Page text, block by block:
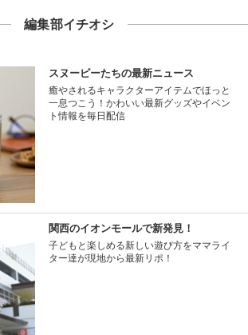
編集部イチオシ
スヌーピーたちの最新ニュース
癒やされるキャラクターアイテムでほっと
一息つこう！かわいい最新グッズやイベン
ト情報を毎日配信
関西のイオンモールで新発見！
子どもと楽しめる新しい遊び方をママライ
ター達が現地から最新リポ！